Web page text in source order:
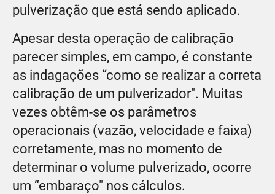
pulverização que está sendo aplicado.
Apesar desta operação de calibração
parecer simples, em campo, é constante
as indagações “como se realizar a correta
calibração de um pulverizador". Muitas
vezes obtêm-se os parâmetros
operacionais (vazão, velocidade e faixa)
corretamente, mas no momento de
determinar o volume pulverizado, ocorre
um “embaraço" nos cálculos.